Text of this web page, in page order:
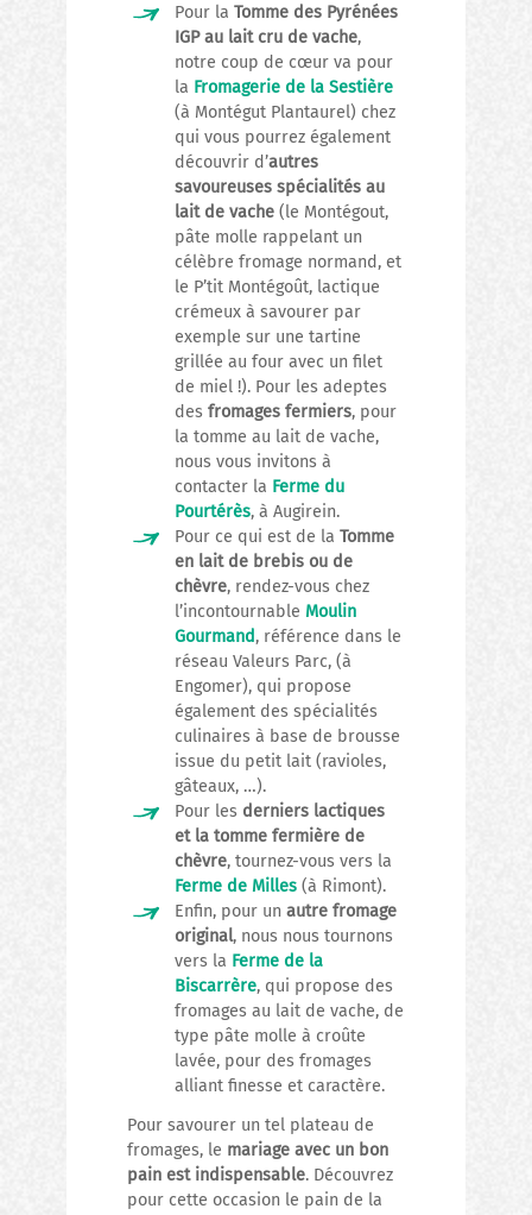
Pour laTomme des Pyrénées
IGP au lait cru de vache,
notre coup de cœur va pour
la Fromagerie de la Sestière
(à Montégut Plantaurel) chez
qui vous pourrez également
découvrir d’autres
savoureuses spécialités au
lait de vache (le Montégout,
pâte molle rappelant un
célèbre fromage normand, et
le P’tit Montégoût, lactique
crémeux à savourer par
exemple sur une tartine
grillée au four avec un filet
de miel !). Pour les adeptes
desfromages fermiers, pour
la tomme au lait de vache,
nous vous invitons à
contacter la Ferme du
Pourtérès, à Augirein.
Pour ce qui est de laTomme
en lait de brebis ou de
chèvre, rendez-vous chez
l’incontournableMoulin
Gourmand , référence dans le
réseau Valeurs Parc, (à
Engomer), qui propose
également des spécialités
culinaires à base de brousse
issue du petit lait (ravioles,
gâteaux, …).
Pour les derniers lactiques
et la tomme fermière de
chèvre, tournez-vous vers la
Ferme de Milles (à Rimont).
Enfin, pour unautre fromage
original, nous nous tournons
vers la Ferme de la
Biscarrère, qui propose des
fromages au lait de vache, de
type pâte molle à croûte
lavée, pour des fromages
alliant finesse et caractère.
Pour savourer un tel plateau de
fromages, le mariage avec un bon
pain est indispensable. Découvrez
pour cette occasion le pain de la